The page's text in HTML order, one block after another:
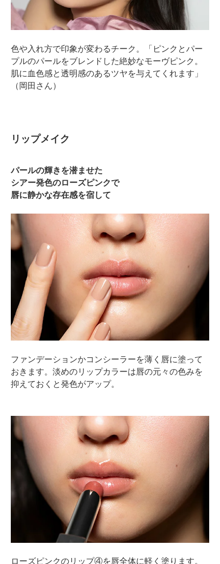
色や入れ方で印象が変わるチーク。「ピンクとパー
プルのパールをブレンドした絶妙なモーヴピンク。
肌に血色感と透明感のあるツヤを与えてくれます」
（岡田さん）
リップメイク
パールの輝きを潜ませた
シアー発色のローズピンクで
唇に静かな存在感を宿して
ファンデーションかコンシーラーを薄く唇に塗って
おきます。淡めのリップカラーは唇の元々の色みを
抑えておくと発色がアップ。
ローズピンクのリップ④を唇全体に軽く塗ります。